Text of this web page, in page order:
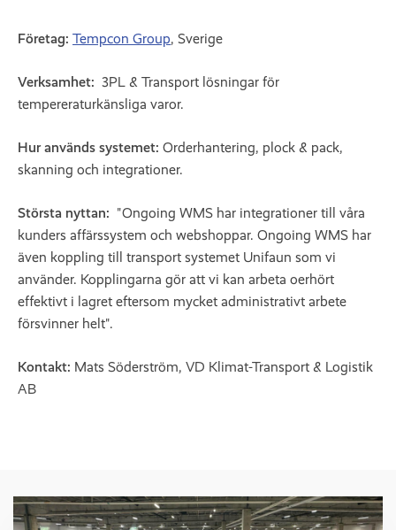
Företag: Tempcon Group, Sverige
Verksamhet: 3PL & Transport lösningar för
tempereraturkänsliga varor.
Hur används systemet: Orderhantering, plock & pack,
skanning och integrationer.
Största nyttan: "Ongoing WMS har integrationer till våra
kunders affärssystem och webshoppar. Ongoing WMS har
även koppling till transport systemet Unifaun som vi
använder. Kopplingarna gör att vi kan arbeta oerhört
effektivt i lagret eftersom mycket administrativt arbete
försvinner helt".
Kontakt: Mats Söderström, VD Klimat-Transport & Logistik
AB